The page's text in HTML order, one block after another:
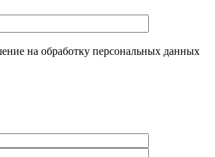
на обработку персональных данных